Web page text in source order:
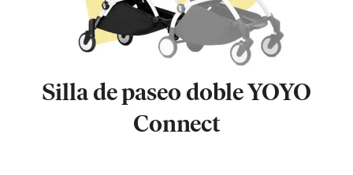
Silla de paseo doble YOYO
Connect